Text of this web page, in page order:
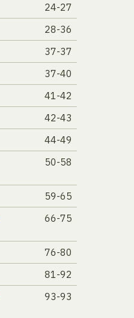
24-27
28-36
37-37
37-40
41-42
42-43
44-49
50-58
59-65
66-75
76-80
81-92
93-93